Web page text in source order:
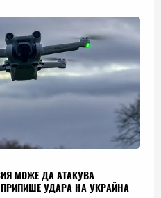
МОЖЕ ДА АТАКУВА
УДАРА НА УКРАЙНА